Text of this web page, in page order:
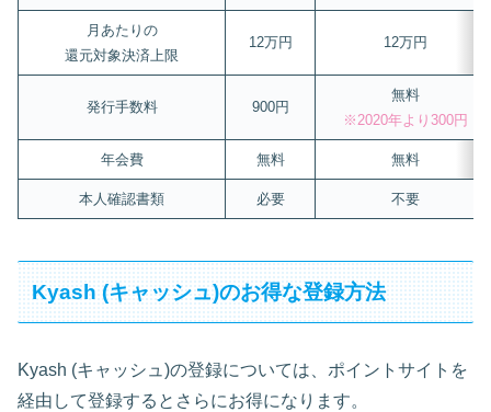
月あたりの
還元対象決済上限
12万円 12万円
発行手数料 900円
無料
※2020年より300円
年会費 無料 無料
本人確認書類 必要 不要
Kyash (キャッシュ)のお得な登録方法
Kyash (キャッシュ)の登録については、ポイントサイトを
経由して登録するとさらにお得になります。